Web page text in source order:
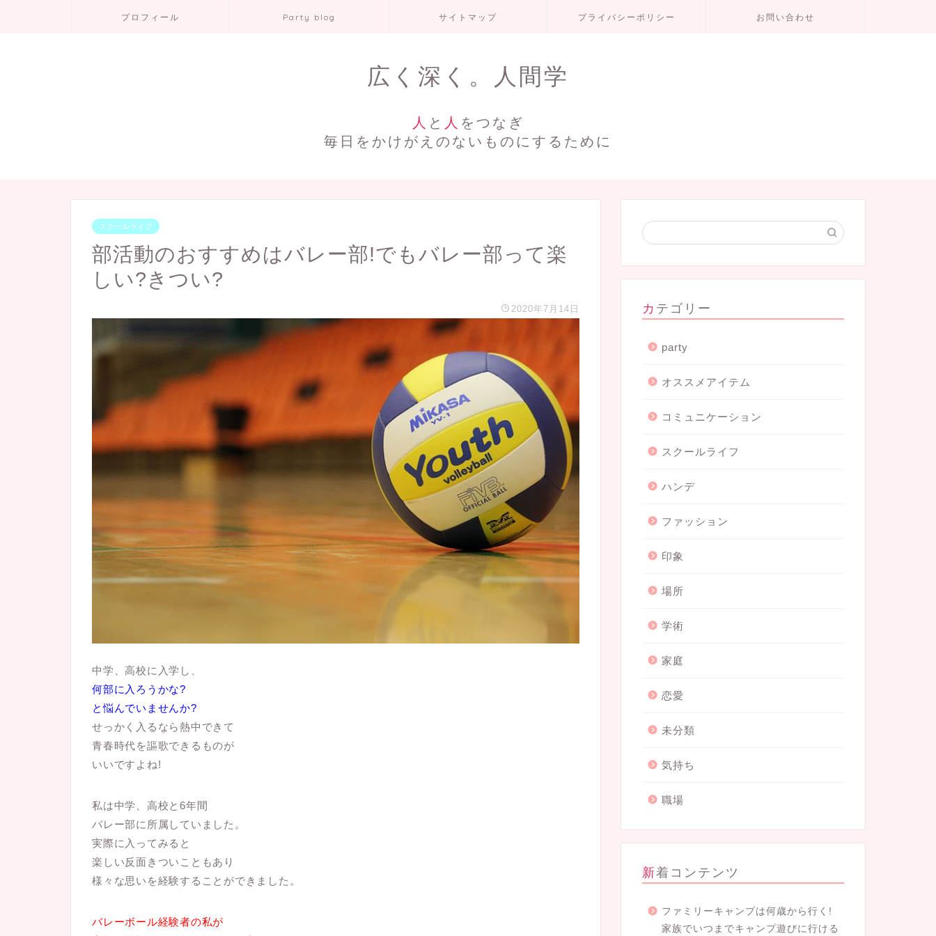
プロフィール Party blog サイトマップ プライバシーポリシー お問い合わせ
広く深く。人間学
人 と 人 をつなぎ
毎日をかけがえのないものにするために
スクールライフ
部活動のおすすめはバレー部!でもバレー部って楽
しい?きつい?
2020年7月14日
中学、高校に入学し、
何部に入ろうかな?
と悩んでいませんか?
せっかく入るなら熱中できて
青春時代を謳歌できるものが
いいですよね!
私は中学、高校と6年間
バレー部に所属していました。
実際に入ってみると
楽しい反面きついこともあり
様々な思いを経験することができました。
バレーボール経験者の私が
カテゴリー
party
オススメアイテム
コミュニケーション
スクールライフ
ハンデ
ファッション
印象
場所
学術
家庭
恋愛
未分類
気持ち
職場
新着コンテンツ
ファミリーキャンプは何歳から行く!
家族でいつまでキャンプ遊びに行ける